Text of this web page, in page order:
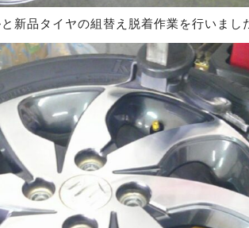
新品タイヤの組替え脱着作業を行いまし